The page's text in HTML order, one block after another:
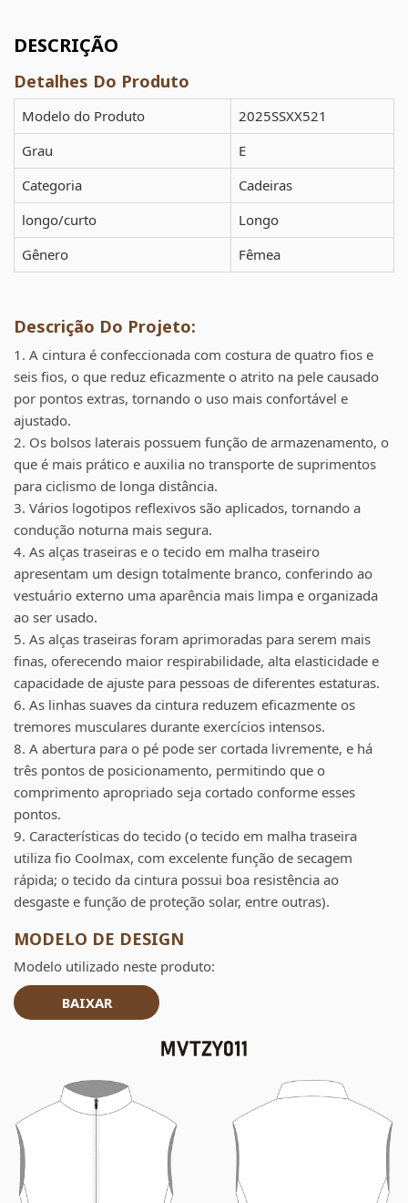
DESCRIÇÃO
Detalhes Do Produto
Modelo do Produto
2025SSXX521
Grau
E
Categoria
Cadeiras
longo/curto
Longo
Gênero
Fêmea
Descrição Do Projeto:
1. A cintura é confeccionada com costura de quatro fios e
seis fios, o que reduz eficazmente o atrito na pele causado
por pontos extras, tornando o uso mais confortável e
ajustado.
2. Os bolsos laterais possuem função de armazenamento, o
que é mais prático e auxilia no transporte de suprimentos
para ciclismo de longa distância.
3. Vários logotipos reflexivos são aplicados, tornando a
condução noturna mais segura.
4. As alças traseiras e o tecido em malha traseiro
apresentam um design totalmente branco, conferindo ao
vestuário externo uma aparência mais limpa e organizada
ao ser usado.
5. As alças traseiras foram aprimoradas para serem mais
finas, oferecendo maior respirabilidade, alta elasticidade e
capacidade de ajuste para pessoas de diferentes estaturas.
6. As linhas suaves da cintura reduzem eficazmente os
tremores musculares durante exercícios intensos.
8. A abertura para o pé pode ser cortada livremente, e há
três pontos de posicionamento, permitindo que o
comprimento apropriado seja cortado conforme esses
pontos.
9. Características do tecido (o tecido em malha traseira
utiliza fio Coolmax, com excelente função de secagem
rápida; o tecido da cintura possui boa resistência ao
desgaste e função de proteção solar, entre outras).
MODELO DE DESIGN
Modelo utilizado neste produto:
BAIXAR